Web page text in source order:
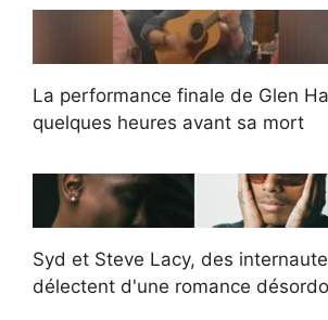
La performance finale de Glen
quelques heures avant sa mort
Syd et Steve Lacy, des
délectent d'une romance